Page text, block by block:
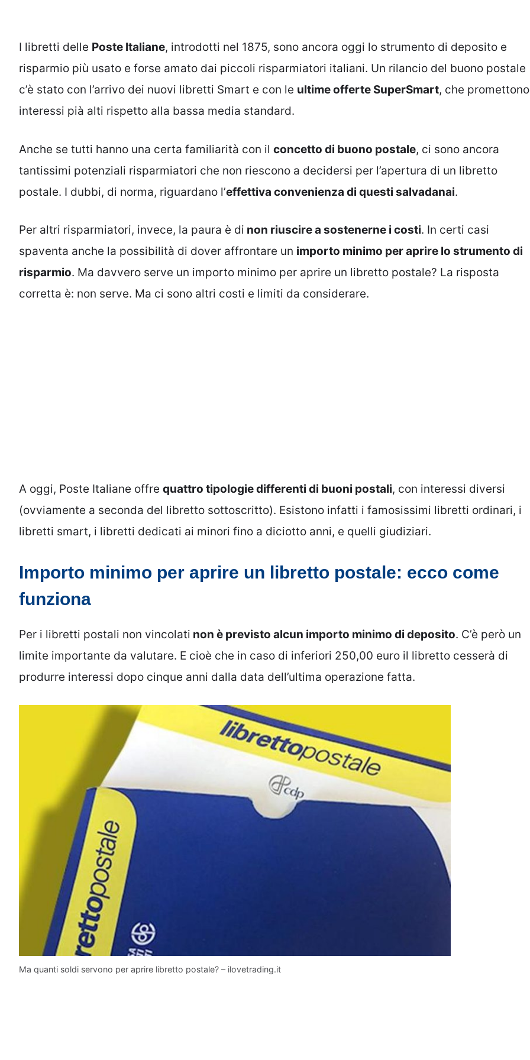
I libretti delle Poste Italiane, introdotti nel 1875, sono ancora oggi lo strumento di deposito e
risparmio più usato e forse amato dai piccoli risparmiatori italiani. Un rilancio del buono postale
c’è stato con l’arrivo dei nuovi libretti Smart e con le ultime offerte SuperSmart, che promettono
interessi pià alti rispetto alla bassa media standard.
Anche se tutti hanno una certa familiarità con il concetto di buono postale, ci sono ancora
tantissimi potenziali risparmiatori che non riescono a decidersi per l’apertura di un libretto
postale. I dubbi, di norma, riguardano l’effettiva convenienza di questi salvadanai.
Per altri risparmiatori, invece, la paura è di non riuscire a sostenerne i costi. In certi casi
spaventa anche la possibilità di dover affrontare un importo minimo per aprire lo strumento di
risparmio. Ma davvero serve un importo minimo per aprire un libretto postale? La risposta
corretta è: non serve. Ma ci sono altri costi e limiti da considerare.
A oggi, Poste Italiane offre quattro tipologie differenti di buoni postali, con interessi diversi
(ovviamente a seconda del libretto sottoscritto). Esistono infatti i famosissimi libretti ordinari, i
libretti smart, i libretti dedicati ai minori fino a diciotto anni, e quelli giudiziari.
Importo minimo per aprire un libretto postale: ecco come
funziona
Per i libretti postali non vincolati non è previsto alcun importo minimo di deposito. C’è però un
limite importante da valutare. E cioè che in caso di inferiori 250,00 euro il libretto cesserà di
produrre interessi dopo cinque anni dalla data dell’ultima operazione fatta.
Ma quanti soldi servono per aprire libretto postale? – ilovetrading.it